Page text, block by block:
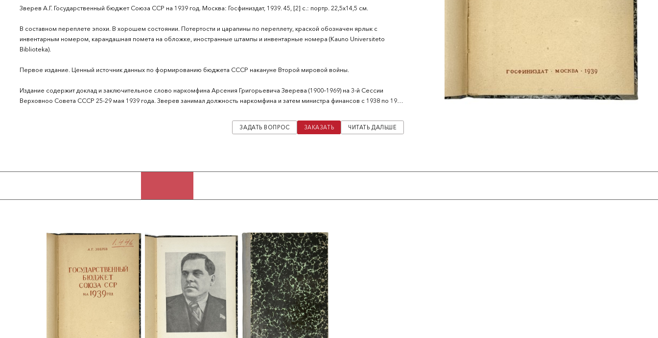
Зверев А.Г. Государственный бюджет Союза ССР на 1939 год. Москва: Госфиниздат, 1939. 45, [2] с.: портр. 22,5х14,5 см.
В составном переплете эпохи. В хорошем состоянии. Потертости и царапины по переплету, краской обозначен ярлык с
инвентарным номером, карандашная помета на обложке, иностранные штампы и инвентарные номера (Kauno Universiteto
Biblioteka).
Первое издание. Ценный источник данных по формированию бюджета СССР накануне Второй мировой войны.
Издание содержит доклад и заключительное слово наркомфина Арсения Григорьевича Зверева (1900–1969) на 3-й Сессии
Верховноо Совета СССР 25-29 мая 1939 года. Зверев занимал должность наркомфина и затем министра финансов с 1938 по 1960
конкретные суммы и примеры. В конце издания приводится закон о государственном бюджете.
это увеличение в издании никак не акцентируется, и детали расходов на оборону не раскрываются.
ЗАДАТЬ ВОПРОС ЗАКАЗАТЬ ЧИТАТЬ ДАЛЬШЕ